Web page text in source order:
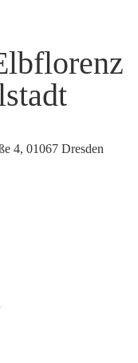
4, 01067 Dresden